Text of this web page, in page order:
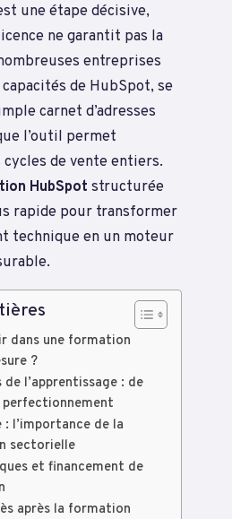
une étape décisive,
ne garantit pas la
entreprises
de HubSpot, se
carnet d’adresses
l’outil permet
cycles de vente entiers.
HubSpot structurée
rapide pour transformer
technique en un moteur
dans une formation
?
l’apprentissage : de
perfectionnement
l’importance de la
sectorielle
et financement de
après la formation